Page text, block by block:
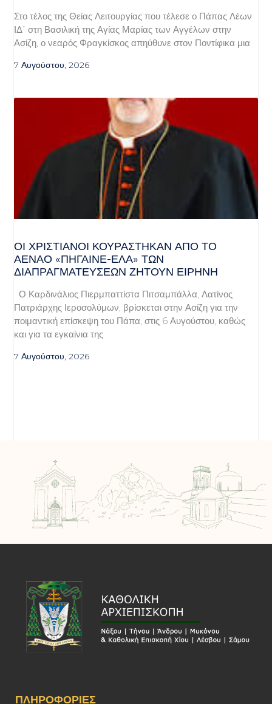
Στο τέλος της Θείας Λειτουργίας που τέλεσε ο Πάπας Λέων
ΙΔ΄ στη Βασιλική της Αγίας Μαρίας των Αγγέλων στην
Ασίζη, ο νεαρός Φραγκίσκος απηύθυνε στον Ποντίφικα μια
7 Αυγούστου, 2026
ΟΙ ΧΡΙΣΤΙΑΝΟΊ ΚΟΥΡΆΣΤΗΚΑΝ ΑΠΌ ΤΟ
ΑΈΝΑΟ «ΠΉΓΑΙΝΕ-ΈΛΑ» ΤΩΝ
ΔΙΑΠΡΑΓΜΑΤΕΎΣΕΩΝ ΖΗΤΟΎΝ ΕΙΡΉΝΗ
Ο Καρδινάλιος Πιερμπαττίστα Πιτσαμπάλλα, Λατίνος
Πατριάρχης Ιεροσολύμων, βρίσκεται στην Ασίζη για την
ποιμαντική επίσκεψη του Πάπα, στις 6 Αυγούστου, καθώς
και για τα εγκαίνια της
7 Αυγούστου, 2026
ΠΛΗΡΟΦΟΡΊΕΣ